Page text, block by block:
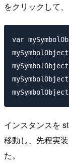
をクリックして
var
インスタンスを
移動し、先程実
た。